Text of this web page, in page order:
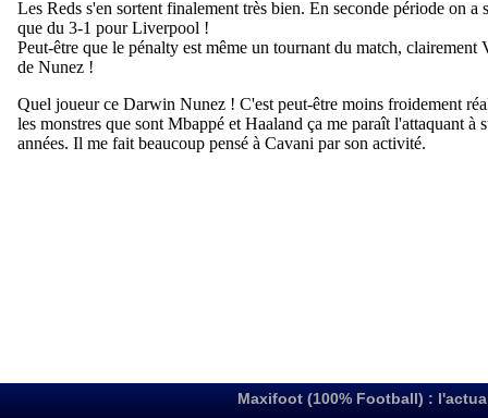
Maxifoot (100% Football) :